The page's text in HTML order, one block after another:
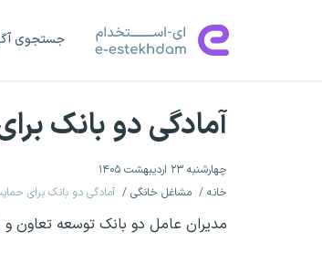
جستجوی
آمادگی دو بانک
چهارشنبه ۲۳ اردیبهشت ۱۴۰۵
خانه
مشاغل خانگی آمادگی دو بانک برای
مدیران عامل دو بانک توسعه تعاون و